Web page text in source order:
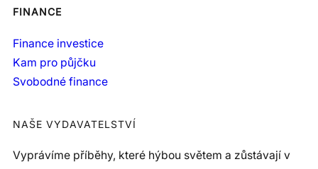
FINANCE
Finance investice
Kam pro půjčku
Svobodné finance
NAŠE VYDAVATELSTVÍ
Vyprávíme příběhy, které hýbou světem a zůstávají v